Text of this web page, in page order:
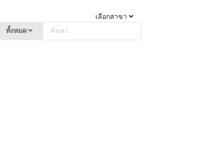
เลือกสาขา
ทั้งหมด